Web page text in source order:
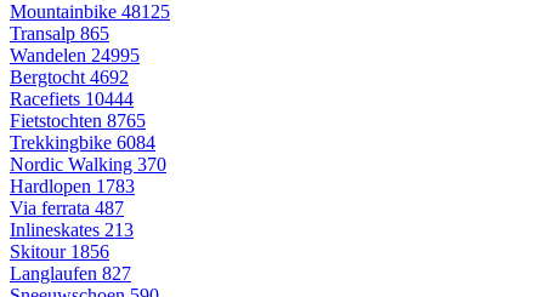
Mountainbike 48125
Transalp 865
Wandelen 24995
Bergtocht 4692
Racefiets 10444
Fietstochten 8765
Trekkingbike 6084
Nordic Walking 370
Hardlopen 1783
Via ferrata 487
Inlineskates 213
Skitour 1856
Langlaufen 827